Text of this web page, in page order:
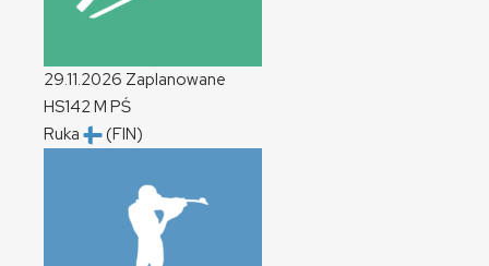
29.11.2026 Zaplanowane
HS142M PŚ
Ruka
(FIN)